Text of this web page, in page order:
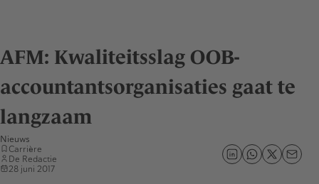
AFM: Kwaliteitsslag OOB-
accountantsorganisaties gaat te
langzaam
Nieuws
Carrière
De Redactie
28 juni 2017